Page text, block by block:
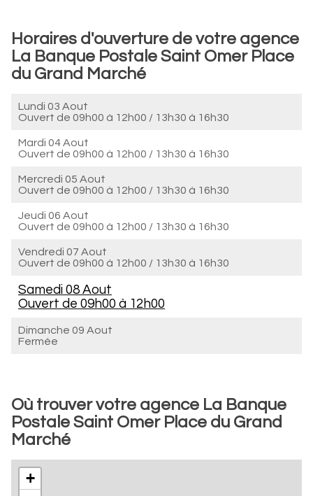
Horaires d'ouverture de votre agence
La Banque Postale Saint Omer Place
du Grand Marché
Lundi 03 Aout
Ouvert de 09h00 à 12h00 / 13h30 à 16h30
Mardi 04 Aout
Ouvert de 09h00 à 12h00 / 13h30 à 16h30
Mercredi 05 Aout
Ouvert de 09h00 à 12h00 / 13h30 à 16h30
Jeudi 06 Aout
Ouvert de 09h00 à 12h00 / 13h30 à 16h30
Vendredi 07 Aout
Ouvert de 09h00 à 12h00 / 13h30 à 16h30
Samedi 08 Aout
Ouvert de 09h00 à 12h00
Dimanche 09 Aout
Fermée
Où trouver votre agence La Banque
Postale Saint Omer Place du Grand
Marché
+